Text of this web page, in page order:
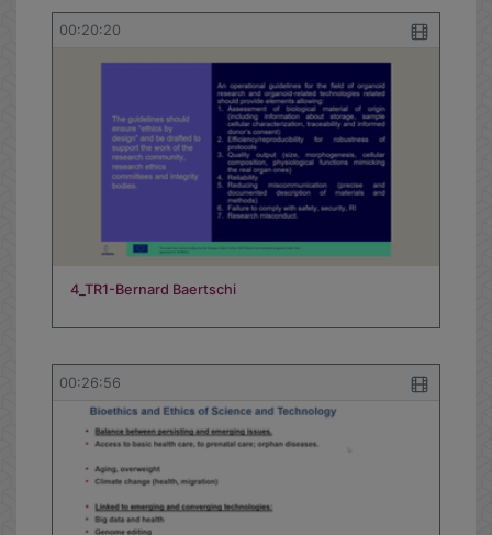
00:20:20
4_TR1-Bernard Baertschi
00:26:56